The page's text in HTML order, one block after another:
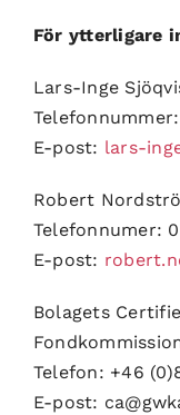
För ytterligare
Lars-Inge
E-post: lars-
Robert
Telefonnumer:
E-post:
Bolagets
Telefon: +46
E-post: